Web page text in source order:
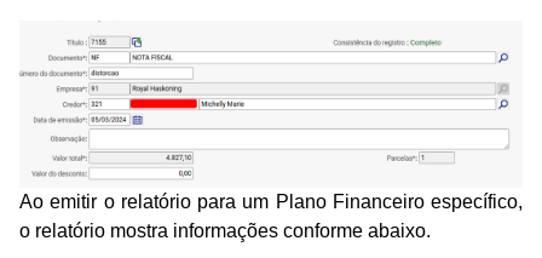
Ao emitir o relatório para um Plano Financeiro específico,
o relatório mostra informações conforme abaixo.